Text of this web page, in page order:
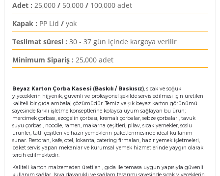
Adet : 25,000 / 50,000 / 100,000 adet
Kapak : PP Lid / yok
Teslimat süresi : 30 - 37 gün içinde kargoya verilir
Minimum Sipariş : 25,000 adet
Beyaz Karton Çorba Kasesi (Baskılı / Baskısız), sıcak ve soğuk
yiyeceklerin hijyenik, güvenli ve profesyonel şekilde servis edilmesi için üretilen
kaliteli bir gıda ambalaj çözümüdür. Temiz ve şık beyaz karton görünümü
sayesinde farklı işletme konseptlerine kolayca uyum sağlayan bu ürün;
mercimek çorbası, ezogelin çorbası, kremalı çorbalar, sebze çorbaları, tavuk
suyu çorbası, noodle, ramen, makarna çeşitleri, pilav, sıcak yemekler, soslu
ürünler, tatlı çeşitleri ve hazır yemeklerin paketlenmesinde ideal kullanım
sunar. Restoran, kafe, otel, lokanta, catering firmaları, hazır yemek işletmeleri,
paket servis yapan mekanlar ve kurumsal yemek hizmetlerinde yaygın olarak
tercih edilmektedir.
Kaliteli karton malzemeden üretilen , gıda ile temasa uygun yapısıyla güvenli